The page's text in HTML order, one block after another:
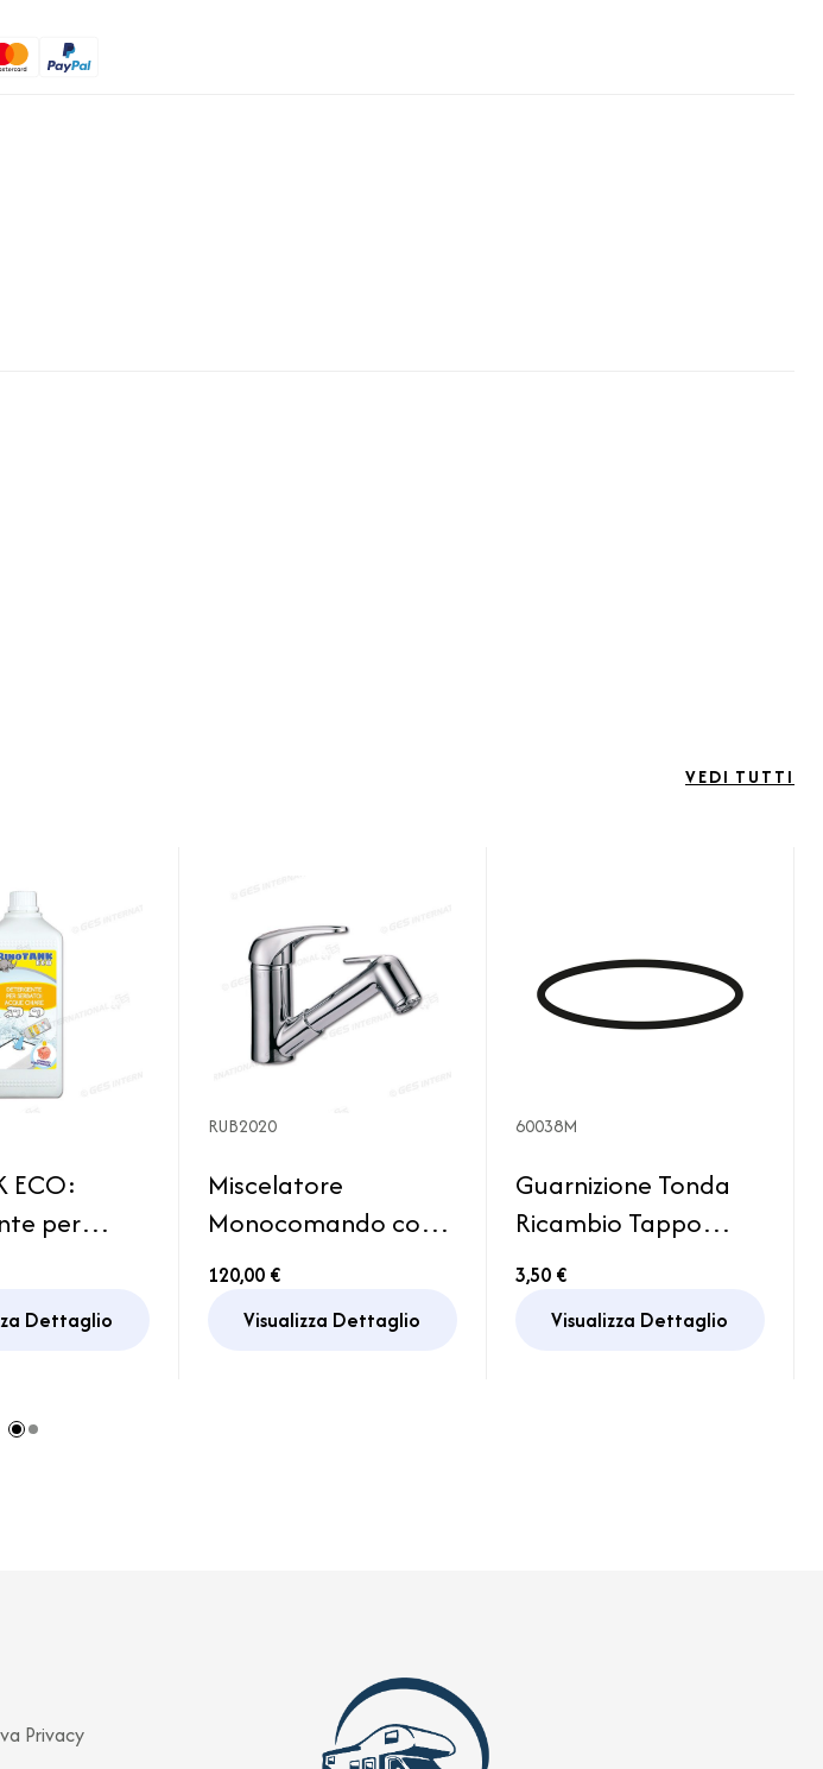
VEDI TUTTI
ECO:
per
Dettaglio
RUB2020
Miscelatore
Monocomando con
doccetta estraibile
120,00 €
Visualizza Dettaglio
60038M
Guarnizione Tonda
Ricambio Tappo
Serbatoio Acqua
3,50 €
Visualizza Dettaglio
Privacy